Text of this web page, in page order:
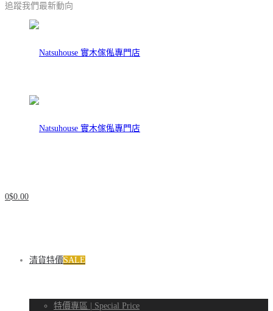
追蹤我們最新動向
實
0$0.00
清貨特價SALE
特價專區 | Special Price